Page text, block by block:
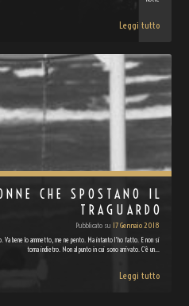
Leggi tutto
CHE SPOSTANO IL
TRAGUARDO
Pubblicato su 17 Gennaio 2018
Va bene lo ammetto, me ne pento. Ma intanto l'ho fatto. E non si
torna indietro. Non al punto in cui sono arrivato. C'è un…
Leggi tutto